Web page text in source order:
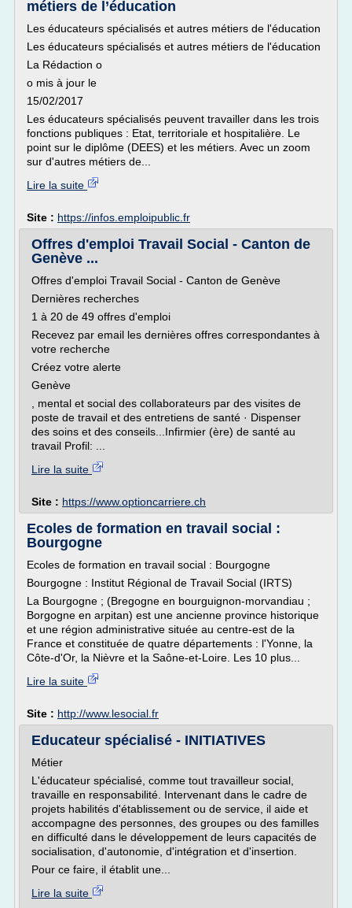
métiers de l’éducation
Les éducateurs spécialisés et autres métiers de l'éducation
Les éducateurs spécialisés et autres métiers de l'éducation
La Rédaction o
o mis à jour le
15/02/2017
Les éducateurs spécialisés peuvent travailler dans les trois
fonctions publiques : Etat, territoriale et hospitalière. Le
point sur le diplôme (DEES) et les métiers. Avec un zoom
sur d'autres métiers de...
Lire la suite
Site : https://infos.emploipublic.fr
Offres d'emploi Travail Social - Canton de
Genève ...
Offres d'emploi Travail Social - Canton de Genève
Dernières recherches
1 à 20 de 49 offres d'emploi
Recevez par email les dernières offres correspondantes à
votre recherche
Créez votre alerte
Genève
, mental et social des collaborateurs par des visites de
poste de travail et des entretiens de santé · Dispenser
des soins et des conseils...Infirmier (ère) de santé au
travail Profil: ...
Lire la suite
Site : https://www.optioncarriere.ch
Ecoles de formation en travail social :
Bourgogne
Ecoles de formation en travail social : Bourgogne
Bourgogne : Institut Régional de Travail Social (IRTS)
La Bourgogne ; (Bregogne en bourguignon-morvandiau ;
Borgogne en arpitan) est une ancienne province historique
et une région administrative située au centre-est de la
France et constituée de quatre départements : l'Yonne, la
Côte-d'Or, la Nièvre et la Saône-et-Loire. Les 10 plus...
Lire la suite
Site : http://www.lesocial.fr
Educateur spécialisé - INITIATIVES
Métier
L'éducateur spécialisé, comme tout travailleur social,
travaille en responsabilité. Intervenant dans le cadre de
projets habilités d'établissement ou de service, il aide et
accompagne des personnes, des groupes ou des familles
en difficulté dans le développement de leurs capacités de
socialisation, d'autonomie, d'intégration et d'insertion.
Pour ce faire, il établit une...
Lire la suite